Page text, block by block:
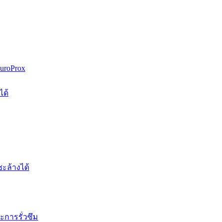
ด้
ล้างได้
การรั่วซึม